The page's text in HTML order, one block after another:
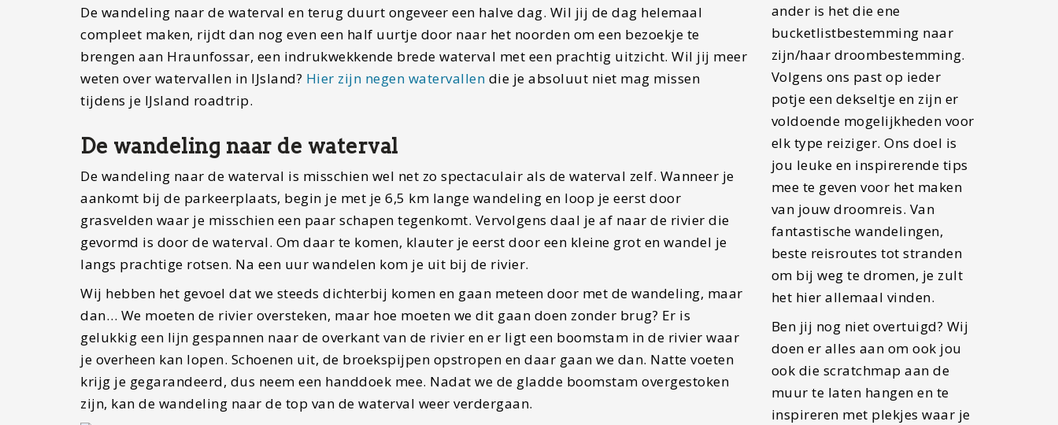
De wandeling naar de waterval en terug duurt ongeveer een halve dag. Wil jij de dag helemaal
compleet maken, rijdt dan nog even een half uurtje door naar het noorden om een bezoekje te
brengen aan Hraunfossar, een indrukwekkende brede waterval met een prachtig uitzicht. Wil jij meer
weten over watervallen in IJsland? Hier zijn negen watervallen die je absoluut niet mag missen
tijdens je IJsland roadtrip.
De wandeling naar de waterval
De wandeling naar de waterval is misschien wel net zo spectaculair als de waterval zelf. Wanneer je
aankomt bij de parkeerplaats, begin je met je 6,5 km lange wandeling en loop je eerst door
grasvelden waar je misschien een paar schapen tegenkomt. Vervolgens daal je af naar de rivier die
gevormd is door de waterval. Om daar te komen, klauter je eerst door een kleine grot en wandel je
langs prachtige rotsen. Na een uur wandelen kom je uit bij de rivier.
Wij hebben het gevoel dat we steeds dichterbij komen en gaan meteen door met de wandeling, maar
dan… We moeten de rivier oversteken, maar hoe moeten we dit gaan doen zonder brug? Er is
gelukkig een lijn gespannen naar de overkant van de rivier en er ligt een boomstam in de rivier waar
je overheen kan lopen. Schoenen uit, de broekspijpen opstropen en daar gaan we dan. Natte voeten
krijg je gegarandeerd, dus neem een handdoek mee. Nadat we de gladde boomstam overgestoken
zijn, kan de wandeling naar de top van de waterval weer verdergaan.
ander is het die ene
bucketlistbestemming naar
zijn/haar droombestemming.
Volgens ons past op ieder
potje een dekseltje en zijn er
voldoende mogelijkheden voor
elk type reiziger. Ons doel is
jou leuke en inspirerende tips
mee te geven voor het maken
van jouw droomreis. Van
fantastische wandelingen,
beste reisroutes tot stranden
om bij weg te dromen, je zult
het hier allemaal vinden.
Ben jij nog niet overtuigd? Wij
doen er alles aan om ook jou
ook die scratchmap aan de
muur te laten hangen en te
inspireren met plekjes waar je